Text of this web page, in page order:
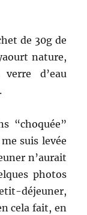
de 30g de
nature,
d’eau
“choquée”
suis levée
n’aurait
photos
déjeuner,
cela fait, en